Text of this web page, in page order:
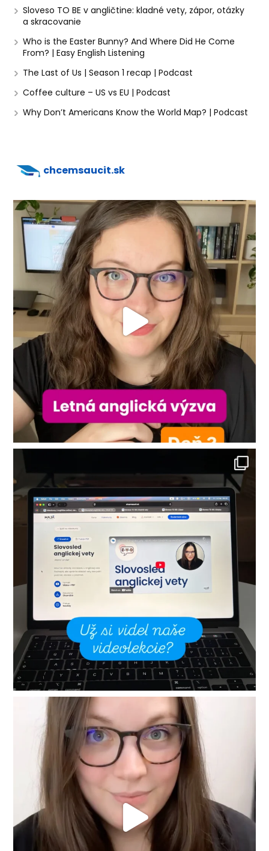
Sloveso TO BE v angličtine: kladné vety, zápor, otázky
a skracovanie
Who is the Easter Bunny? And Where Did He Come
From? | Easy English Listening
The Last of Us | Season 1 recap | Podcast
Coffee culture – US vs EU | Podcast
Why Don’t Americans Know the World Map? | Podcast
chcemsaucit.sk